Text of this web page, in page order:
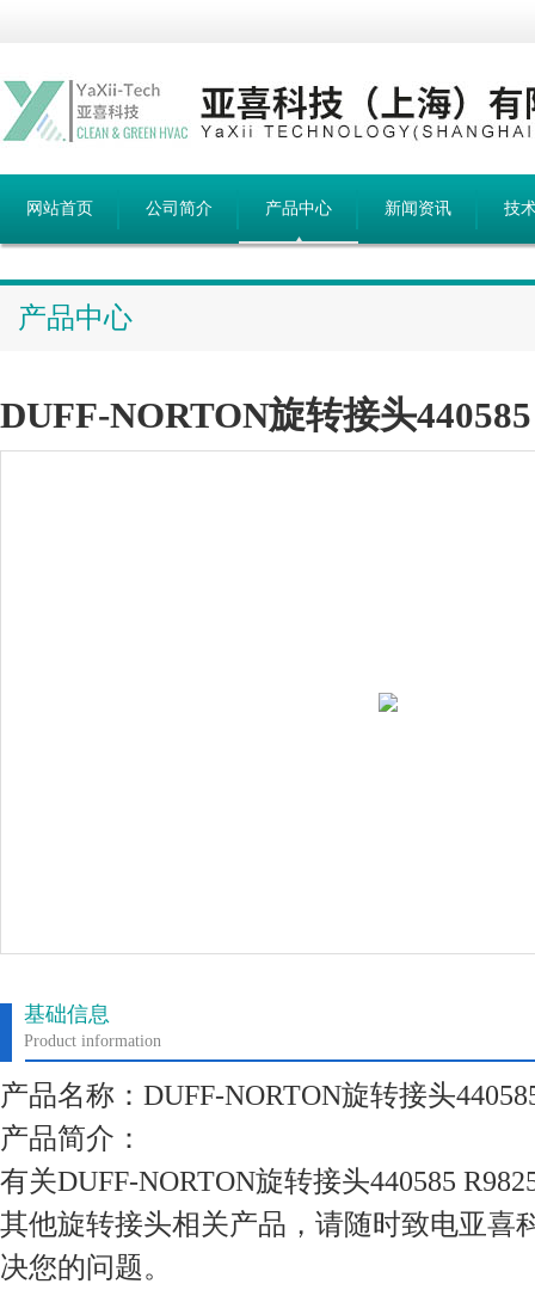
网站首页 公司简介 产品中心 新闻资讯 技
产品中心
DUFF-NORTON旋转接头
基础信息
Product information
产品名称：DUFF-NORTON旋转接头
产品简介：
有关DUFF-NORTON旋转接头440585
其他旋转接头相关产品，请随时致电亚喜
决您的问题。